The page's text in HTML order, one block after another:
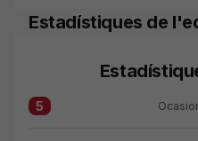
Estadístiques de
Ocasions clares:Girona
5